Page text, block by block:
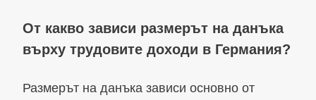
От какво зависи размерът на данъка
върху трудовите доходи в Германия?
Размерът на данъка зависи основно от